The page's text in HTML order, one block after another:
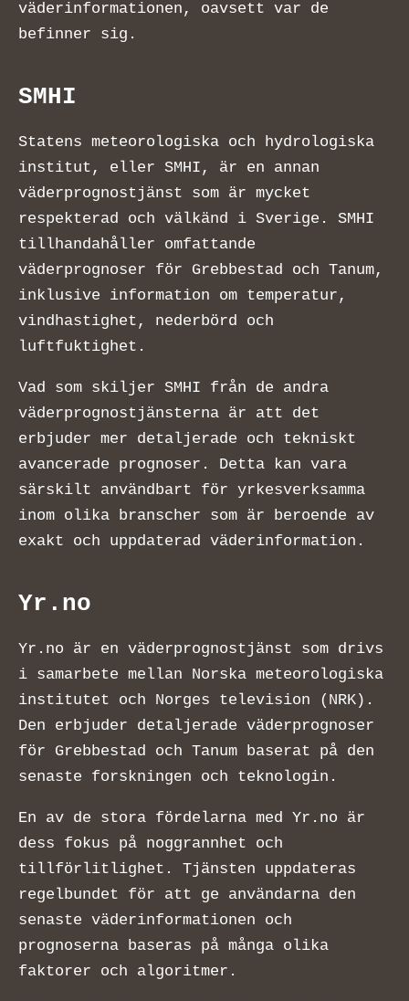
väderinformationen, oavsett var de
befinner sig.
SMHI
Statens meteorologiska och hydrologiska
institut, eller SMHI, är en annan
väderprognostjänst som är mycket
respekterad och välkänd i Sverige. SMHI
tillhandahåller omfattande
väderprognoser för Grebbestad och Tanum,
inklusive information om temperatur,
vindhastighet, nederbörd och
luftfuktighet.
Vad som skiljer SMHI från de andra
väderprognostjänsterna är att det
erbjuder mer detaljerade och tekniskt
avancerade prognoser. Detta kan vara
särskilt användbart för yrkesverksamma
inom olika branscher som är beroende av
exakt och uppdaterad väderinformation.
Yr.no
Yr.no är en väderprognostjänst som drivs
i samarbete mellan Norska meteorologiska
institutet och Norges television (NRK).
Den erbjuder detaljerade väderprognoser
för Grebbestad och Tanum baserat på den
senaste forskningen och teknologin.
En av de stora fördelarna med Yr.no är
dess fokus på noggrannhet och
tillförlitlighet. Tjänsten uppdateras
regelbundet för att ge användarna den
senaste väderinformationen och
prognoserna baseras på många olika
faktorer och algoritmer.